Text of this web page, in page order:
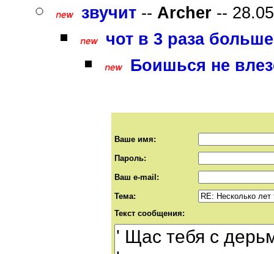
звучит -- Archer --
чот в 3 раза
Боишься не
Ваше имя:
Пароль:
Ваш e-mail:
Тема:
Текст сообщения: